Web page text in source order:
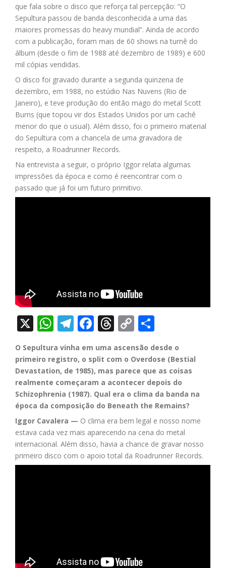
que fala sobre o disco que reforça tal percepção: “O
Sepultura passou de banda desconhecida a uma das
maiores promessas do heavy mundial”. Ainda de acordo
com a publicação, foram mais de 60 shows na turnê do
álbum (desde o fim de 1988 até dezembro de 1989) e 600
mil cópias vendidas.
O disco foi gravado durante a segunda quinzena de
dezembro, em 1988, no estúdio Nas Nuvens (Rio de
Janeiro), e teve produção do então mago do metal Scott
Burns (que topou vir dos Estados Unidos por um cachê
menor do que o usual). Além disso, foi o primeiro material
do Sepultura com a chancela de uma gravadora de
respeito, a Roadrunner Records.
Na entrevista a seguir, o próprio Iggor relata algumas
impressões da época e como é reencontrar com o
passado que já foi um futuro primitivo.
X WhatsApp
Telegram
Facebook
Threads
Copy
Link
O Sepultura vinha em uma ascensão desde o
primeiro registro, o split com o Overdose (Bestial
Devastation, de 1985), mas parece que as coisas
realmente começaram a acontecer depois do
Schizophrenia (1987). Qual era o clima da banda na
época da composição do Beneath the Remains?
Iggor Cavalera — O clima era bem legal e nosso nome
estava cada vez mais aparecendo na cena do metal
internacional. Além disso, havia a chance de gravar nosso
primeiro disco com o apoio total da Roadrunner Records.